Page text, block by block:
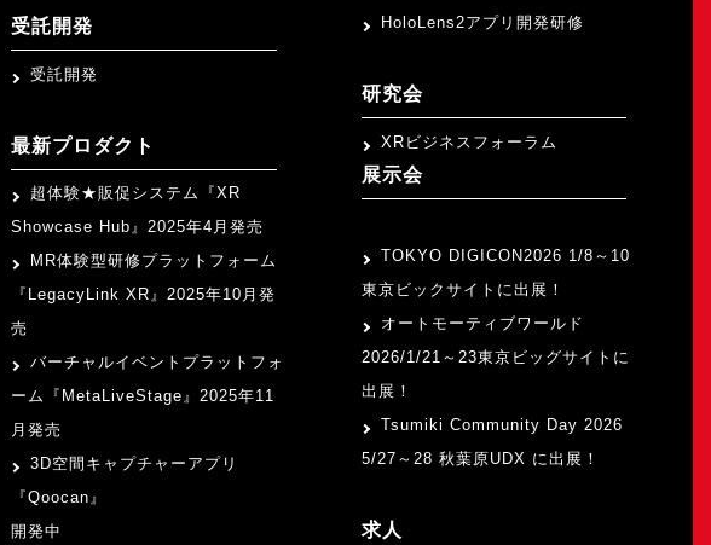
受託開発
受託開発
最新プロダクト
超体験★販促システム『XR
Showcase Hub』2025年4月発売
MR体験型研修プラットフォーム
『LegacyLink XR』2025年10月発
売
バーチャルイベントプラットフォ
ーム『MetaLiveStage』2025年11
月発売
3D空間キャプチャーアプリ
『Qoocan』
開発中
HoloLens2アプリ開発研修
研究会
XRビジネスフォーラム
展示会
TOKYO DIGICON2026 1/8～10
東京ビックサイトに出展！
オートモーティブワールド
2026/1/21～23東京ビッグサイトに
出展！
Tsumiki Community Day 2026
5/27～28 秋葉原UDX に出展！
求人